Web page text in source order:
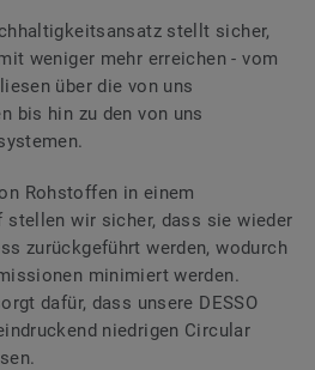
stellt sicher,
weniger mehr erreichen - vom
über die von uns
bis hin zu den von uns
Rohstoffen in einem
stellen wir sicher, dass sie wieder
zurückgeführt werden, wodurch
minimiert werden.
dafür, dass unsere DESSO
niedrigen Circular